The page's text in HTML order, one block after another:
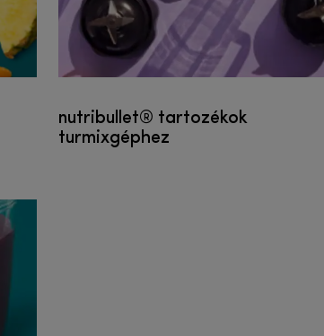
nutribullet® tartozékok
turmixgéphez